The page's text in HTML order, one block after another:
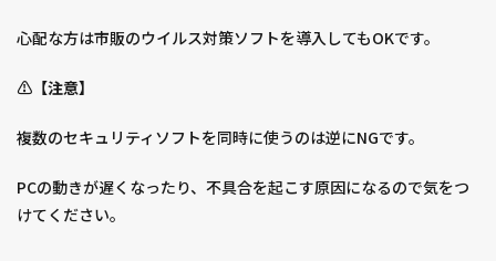
心配な方は市販のウイルス対策ソフトを導入してもOKです。
⚠️【注意】
複数のセキュリティソフトを同時に使うのは逆にNGです。
PCの動きが遅くなったり、不具合を起こす原因になるので気をつ
けてください。